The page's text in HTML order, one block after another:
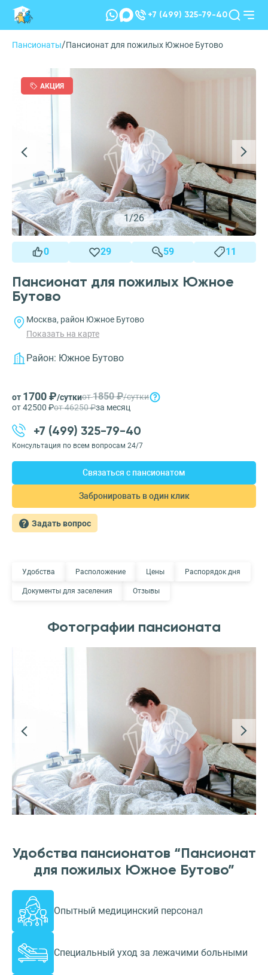
+7 (499) 325-79-40
Пансионаты/Пансионат для пожилых Южное Бутово
1/26
АКЦИЯ
0 29 59 11
Пансионат для пожилых Южное
Бутово
Москва, район Южное Бутово
Показать на карте
Район: Южное Бутово
от 1700 ₽/суткиот1850 ₽/сутки
от 42500 ₽от 46250 ₽за месяц
+7 (499) 325-79-40
Консультация по всем вопросам 24/7
Связаться с пансионатом
Забронировать в один клик
Задать вопрос
Удобства Расположение Цены Распорядок дня
Документы для заселения Отзывы
Фотографии пансионата
Удобства пансионатов “Пансионат
для пожилых Южное Бутово”
Опытный медицинский персонал
Специальный уход за лежачими больными